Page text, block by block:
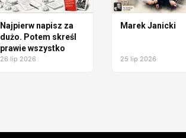
Najpierw napisz za
dużo. Potem skreśl
prawie wszystko
26 lip 2026
Marek Janicki
25 lip 2026